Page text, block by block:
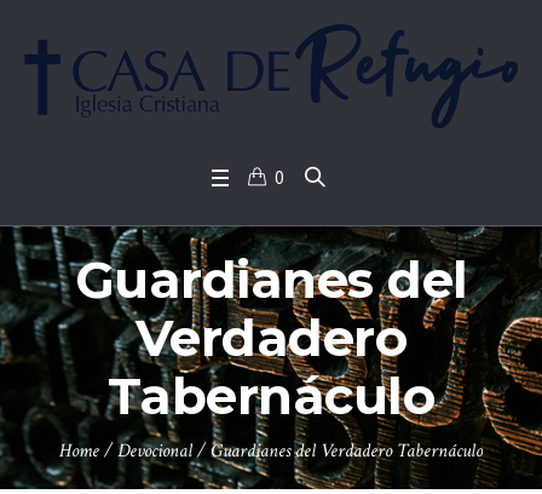
0
Guardianes del
Verdadero
Tabernáculo
Home/Devocional/Guardianes del Verdadero Tabernáculo